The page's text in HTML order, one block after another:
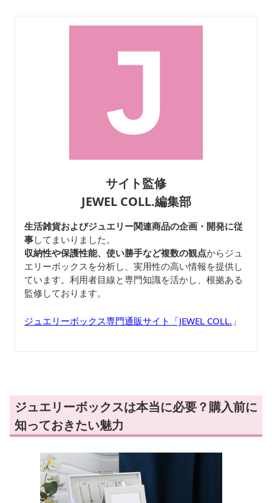
サイト監修
JEWEL COLL.編集部
生活雑貨およびジュエリー関連商品の企画・開発に従
事してまいりました。
収納性や保護性能、使い勝手など複数の観点からジュ
エリーボックスを分析し、実用性の高い情報を提供し
ています。利用者目線と専門知識を活かし、根拠ある
監修しております。
ジュエリーボックス専門通販サイト「JEWEL COLL. 」
ジュエリーボックスは本当に必要？購入前に
知っておきたい魅力